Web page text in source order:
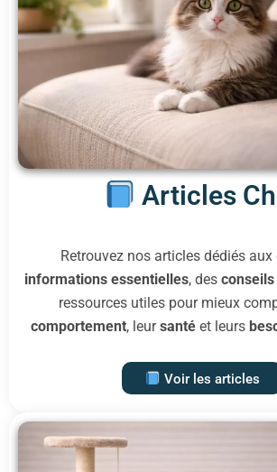
Articles
Retrouvez nos articles dédiés aux
informations essentielles, des
ressources utiles pour mieux
comportement, leursantéet leurs
Voir les articles